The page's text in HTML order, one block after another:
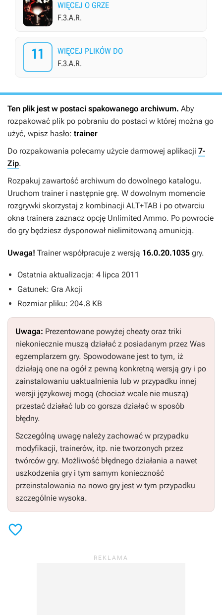
WIĘCEJ O GRZE
F.3.A.R.
11
WIĘCEJ PLIKÓW DO
F.3.A.R.
Ten plik jest w postaci spakowanego archiwum. Aby
rozpakować plik po pobraniu do postaci w której można go
użyć, wpisz hasło: trainer
Do rozpakowania polecamy użycie darmowej aplikacji 7-
Zip.
Rozpakuj zawartość archiwum do dowolnego katalogu.
Uruchom trainer i następnie grę. W dowolnym momencie
rozgrywki skorzystaj z kombinacji ALT+TAB i po otwarciu
okna trainera zaznacz opcję Unlimited Ammo. Po powrocie
do gry będziesz dysponował nielimitowaną amunicją.
Uwaga! Trainer współpracuje z wersją 16.0.20.1035 gry.
Ostatnia aktualizacja: 4 lipca 2011
Gatunek: Gra Akcji
Rozmiar pliku: 204.8 KB
Uwaga: Prezentowane powyżej cheaty oraz triki
niekoniecznie muszą działać z posiadanym przez Was
egzemplarzem gry. Spowodowane jest to tym, iż
działają one na ogół z pewną konkretną wersją gry i po
zainstalowaniu uaktualnienia lub w przypadku innej
wersji językowej mogą (chociaż wcale nie muszą)
przestać działać lub co gorsza działać w sposób
błędny.
Szczególną uwagę należy zachować w przypadku
modyfikacji, trainerów, itp. nie tworzonych przez
twórców gry. Możliwość błędnego działania a nawet
uszkodzenia gry i tym samym konieczność
przeinstalowania na nowo gry jest w tym przypadku
szczególnie wysoka.
